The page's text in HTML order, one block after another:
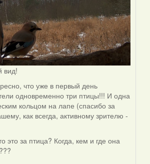
вид!
что уже в первый день
одновременно три птицы!!! И одна
кольцом на лапе (спасибо за
как всегда, активному зрителю -
это за птица? Когда, кем и где она